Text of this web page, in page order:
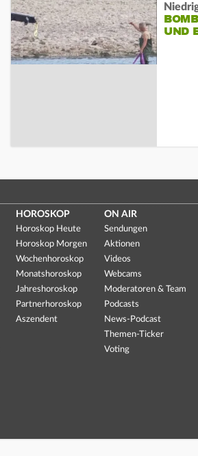
UND
HOROSKOP
Horoskop Heute
Horoskop Morgen
Wochenhoroskop
Monatshoroskop
Jahreshoroskop
Partnerhoroskop
Aszendent
ON AIR
Sendungen
Aktionen
Videos
Webcams
Moderatoren & Team
Podcasts
News-Podcast
Themen-Ticker
Voting